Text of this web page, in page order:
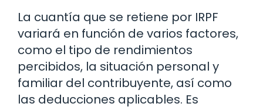
La cuantía que se retiene por IRPF
variará en función de varios factores,
como el tipo de rendimientos
percibidos, la situación personal y
familiar del contribuyente, así como
las deducciones aplicables. Es